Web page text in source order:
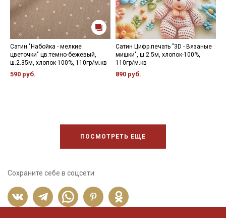
Сатин "Набойка - мелкие
цветочки" цв.темно-бежевый,
ш.2.35м, хлопок-100%, 110гр/м.кв
590 руб.
Сатин Цифр.печать "3D - Вязаные
мишки", ш.2.5м, хлопок-100%,
110гр/м.кв
890 руб.
ПОСМОТРЕТЬ ЕЩЕ
Сохраните себе в соцсети